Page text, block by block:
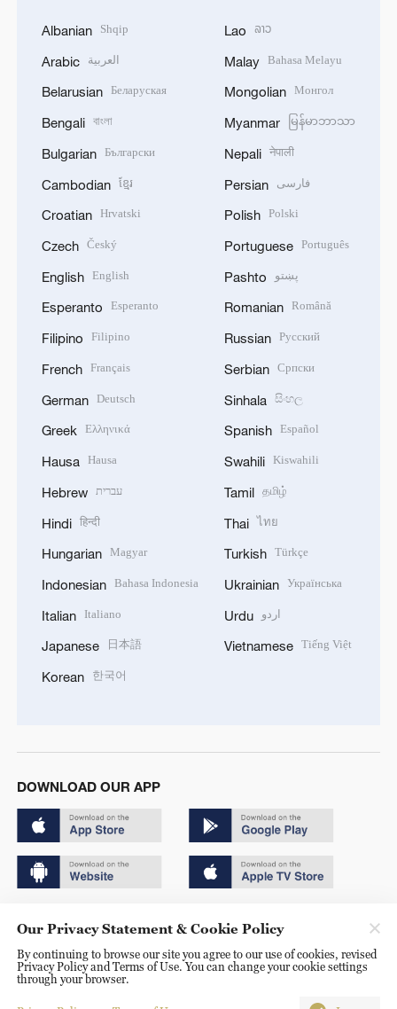
Albanian Shqip
Arabic العربية
Belarusian Беларуская
Bengali বাংলা
Bulgarian Български
Cambodian ខ្មែរ
Croatian Hrvatski
Czech Český
English English
Esperanto Esperanto
Filipino Filipino
French Français
German Deutsch
Greek Ελληνικά
Hausa Hausa
Hebrew עברית
Hindi हिन्दी
Hungarian Magyar
Indonesian Bahasa Indonesia
Italian Italiano
Japanese 日本語
Korean 한국어
Lao ລາວ
Malay Bahasa Melayu
Mongolian Монгол
Myanmar မြန်မာဘာသာ
Nepali नेपाली
Persian فارسی
Polish Polski
Portuguese Português
Pashto پښتو
Romanian Română
Russian Русский
Serbian Српски
Sinhala සිංහල
Spanish Español
Swahili Kiswahili
Tamil தமிழ்
Thai ไทย
Turkish Türkçe
Ukrainian Українська
Urdu اردو
Vietnamese Tiếng Việt
DOWNLOAD OUR APP
京ICP备20000184号
京公网安备 11010502050052号
Disinformation report hotline: 010-85061466
Our Privacy Statement & Cookie Policy
By continuing to browse our site you agree to our use of cookies, revised
Privacy Policy and Terms of Use. You can change your cookie settings
through your browser.